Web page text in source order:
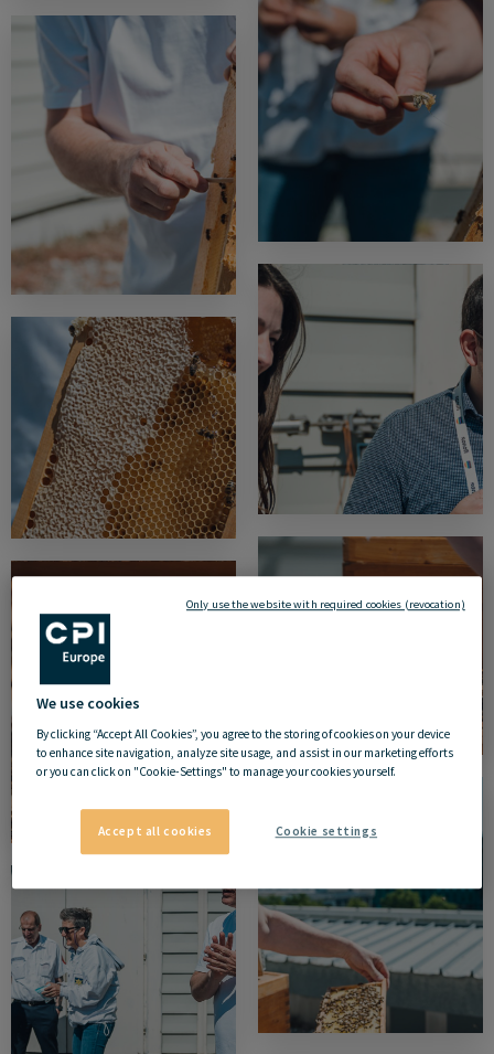
We use cookies
By clicking “Accept All Cookies”, you agree to the storing of cookies on your device
to enhance site navigation, analyze site usage, and assist in our marketing efforts
or you can click on "Cookie-Settings" to manage your cookies yourself.
Accept all cookies Cookie settings
Only use the website with required cookies (revocation)